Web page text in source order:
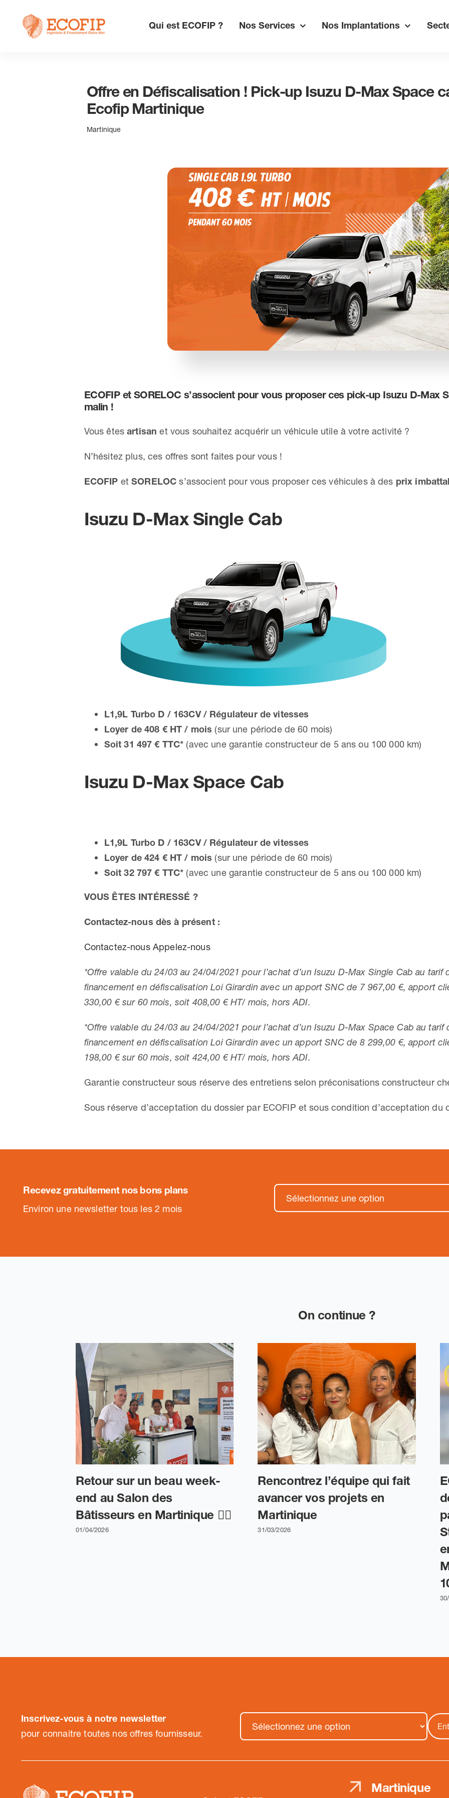
content
Qui est ECOFIP ? Nos Services Nos Implantations
Offre en Défiscalisation ! Pick-up Isuzu D-Max Space
Ecofip Martinique
Martinique
ECOFIP et SORELOC s’associent pour vous proposer ces pick-up Isuzu D-Max
malin !
Vous êtesartisanet vous souhaitez acquérir un véhicule utile à votre activité ?
N’hésitez plus, ces offres sont faites pour vous !
ECOFIP etSORELOC s’associent pour vous proposer ces véhicules à des prix
Isuzu D-Max Single Cab
L1,9L Turbo D / 163CV / Régulateur de vitesses
Loyer de 408 € HT / mois (sur une période de 60 mois)
Soit 31 497 € TTC* (avec une garantie constructeur de 5 ans ou 100 000 km)
Isuzu D-Max Space Cab
L1,9L Turbo D / 163CV / Régulateur de vitesses
Loyer de 424 € HT / mois (sur une période de 60 mois)
Soit 32 797 € TTC* (avec une garantie constructeur de 5 ans ou 100 000 km)
VOUS ÊTES INTÉRESSÉ ?
Contactez-nous dès à présent :
Contactez-nous Appelez-nous
*Offre valable du 24/03 au 24/04/2021 pour l’achat d’un Isuzu D-Max Single Cab au tarif
financement en défiscalisation Loi Girardin avec un apport SNC de 7 967,00 €, apport
330,00 € sur 60 mois, soit 408,00 € HT/ mois, hors ADI.
*Offre valable du 24/03 au 24/04/2021 pour l’achat d’un Isuzu D-Max Space Cab au
financement en défiscalisation Loi Girardin avec un apport SNC de 8 299,00 €, apport
198,00 € sur 60 mois, soit 424,00 € HT/ mois, hors ADI.
Garantie constructeur sous réserve des entretiens selon préconisations constructeur
Sous réserve d’acceptation du dossier par ECOFIP et sous condition d’acceptation du
Recevez gratuitement nos bons plans.
Environ une newsletter tous les 2 mois
On continue ?
Retour sur un beau week-
end au Salon des
Bâtisseurs en Martinique 👷‍♂️
01/04/2026
Rencontrez l’équipe qui fait
avancer vos projets en
Martinique
31/03/2026
Inscrivez-vous à notre newsletter
pour connaitre toutes nos offres fournisseur.
Martinique